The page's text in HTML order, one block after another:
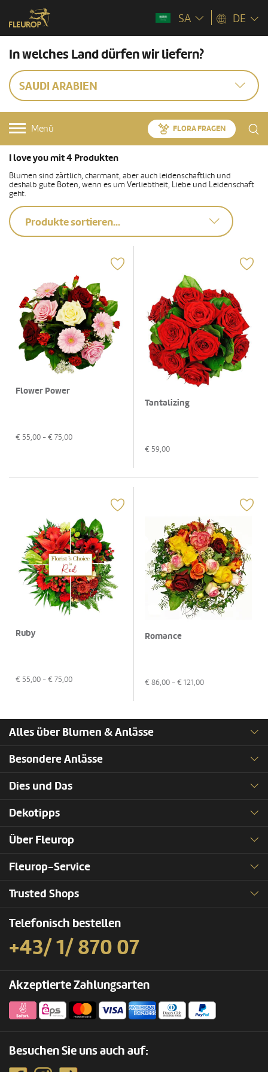
SA DE
In welches Land dürfen wir liefern?
SAUDI ARABIEN
Menü FLORA FRAGEN
I love you mit 4 Produkten
Blumen sind zärtlich, charmant, aber auch leidenschaftlich und
deshalb gute Boten, wenn es um Verliebtheit, Liebe und Leidenschaft
geht.
Produkte sortieren...
Flower Power
€ 55,00 - € 75,00
Tantalizing
€ 59,00
Ruby
€ 55,00 - € 75,00
Romance
€ 86,00 - € 121,00
Alles über Blumen & Anlässe
Besondere Anlässe
Dies und Das
Dekotipps
Über Fleurop
Fleurop-Service
Trusted Shops
Telefonisch bestellen
+43/ 1/ 870 07
Akzeptierte Zahlungsarten
Besuchen Sie uns auch auf: